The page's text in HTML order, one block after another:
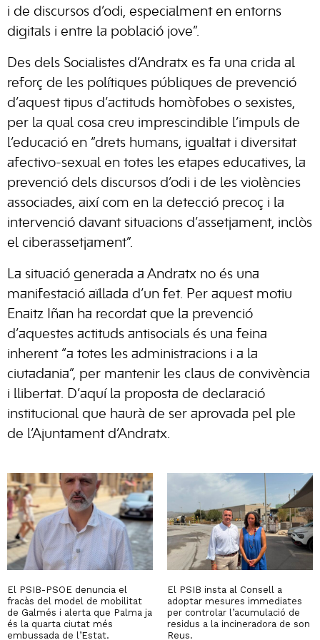
i de discursos d’odi, especialment en entorns
digitals i entre la població jove”.
Des dels Socialistes d’Andratx es fa una crida al
reforç de les polítiques públiques de prevenció
d’aquest tipus d’actituds homòfobes o sexistes,
per la qual cosa creu imprescindible l’impuls de
l’educació en “drets humans, igualtat i diversitat
afectivo-sexual en totes les etapes educatives, la
prevenció dels discursos d’odi i de les violències
associades, així com en la detecció precoç i la
intervenció davant situacions d’assetjament, inclòs
el ciberassetjament”.
La situació generada a Andratx no és una
manifestació aïllada d’un fet. Per aquest motiu
Enaitz Iñan ha recordat que la prevenció
d’aquestes actituds antisocials és una feina
inherent “a totes les administracions i a la
ciutadania”, per mantenir les claus de convivència
i llibertat. D’aquí la proposta de declaració
institucional que haurà de ser aprovada pel ple
de l’Ajuntament d’Andratx.
El PSIB-PSOE denuncia el
fracàs del model de mobilitat
de Galmés i alerta que Palma ja
és la quarta ciutat més
embussada de l’Estat.
El PSIB insta al Consell a
adoptar mesures immediates
per controlar l’acumulació de
residus a la incineradora de son
Reus.